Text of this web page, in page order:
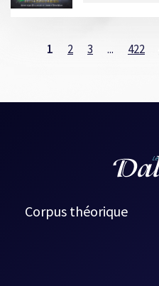
1 2 3 ... 422
Corpus théorique